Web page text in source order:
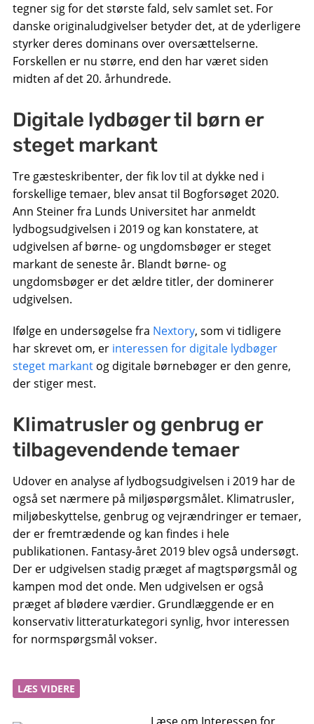
tegner sig for det største fald, selv samlet set. For
danske originaludgivelser betyder det, at de yderligere
styrker deres dominans over oversættelserne.
Forskellen er nu større, end den har været siden
midten af ​​det 20. århundrede.
Digitale lydbøger til børn er
steget markant
Tre gæsteskribenter, der fik lov til at dykke ned i
forskellige temaer, blev ansat til Bogforsøget 2020.
Ann Steiner fra Lunds Universitet har anmeldt
lydbogsudgivelsen i 2019 og kan konstatere, at
udgivelsen af ​​børne- og ungdomsbøger er steget
markant de seneste år. Blandt børne- og
ungdomsbøger er det ældre titler, der dominerer
udgivelsen.
Ifølge en undersøgelse fra Nextory, som vi tidligere
har skrevet om, er interessen for digitale lydbøger
steget markantog digitale børnebøger er den genre,
der stiger mest.
Klimatrusler og genbrug er
tilbagevendende temaer
Udover en analyse af lydbogsudgivelsen i 2019 har de
også set nærmere på miljøspørgsmålet. Klimatrusler,
miljøbeskyttelse, genbrug og vejrændringer er temaer,
der er fremtrædende og kan findes i hele
publikationen. Fantasy-året 2019 blev også undersøgt.
Der er udgivelsen stadig præget af magtspørgsmål og
kampen mod det onde. Men udgivelsen er også
præget af blødere værdier. Grundlæggende er en
konservativ litteraturkategori synlig, hvor interessen
for normspørgsmål vokser.
LÆS VIDERE